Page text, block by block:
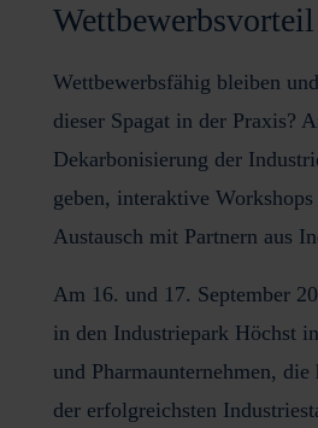
Wettbewerbsfähig bleiben
dieser Spagat in der Praxis?
Dekarbonisierung der
geben, interaktive Workshops
Austausch mit Partnern aus
Am 16. und 17. September
in den Industriepark Höchst
und Pharmaunternehmen,
der erfolgreichsten